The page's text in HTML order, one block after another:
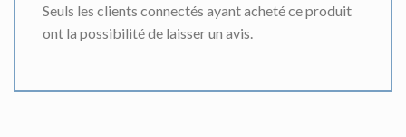
Seuls les clients connectés ayant acheté ce produit
ont la possibilité de laisser un avis.